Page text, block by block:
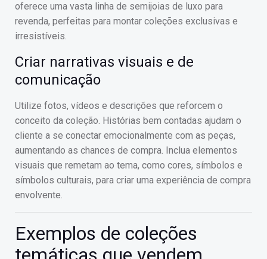
oferece uma vasta linha de semijoias de luxo para
revenda, perfeitas para montar coleções exclusivas e
irresistíveis.
Criar narrativas visuais e de
comunicação
Utilize fotos, vídeos e descrições que reforcem o
conceito da coleção. Histórias bem contadas ajudam o
cliente a se conectar emocionalmente com as peças,
aumentando as chances de compra. Inclua elementos
visuais que remetam ao tema, como cores, símbolos e
símbolos culturais, para criar uma experiência de compra
envolvente.
Exemplos de coleções